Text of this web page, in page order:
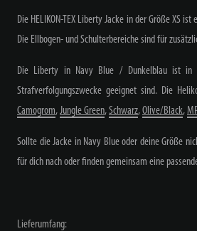
Die HELIKON-TEX Liberty Jacke in der Größe XS
Die Ellbogen- und Schulterbereiche sind für
Die Liberty in Navy Blue / Dunkelblau ist in
Strafverfolgungszwecke geeignet sind. Die
Camogrom,Jungle Green,Schwarz,Olive/Black,
Sollte die Jacke in Navy Blue oder deine Größe
für dich nach oder finden gemeinsam eine
Lieferumfang: